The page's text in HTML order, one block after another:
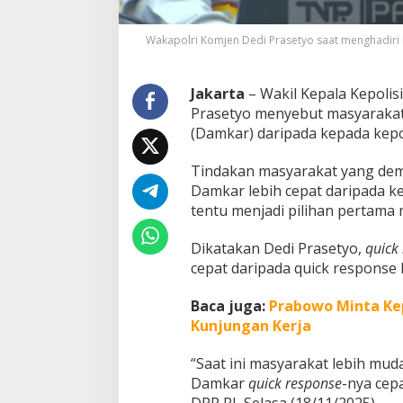
a
r
r
i
p
a
a
P
o
s
P
e
o
a
Wakapolri Komjen Dedi Prasetyo saat menghadiri
Jakarta – Wakil Kepala
Prasetyo menyebut
(Damkar) daripada kepada
Tindakan masyarakat yang
Damkar lebih cepat daripada
tentu menjadi pilihan pertama
Dikatakan Dedi Prasetyo, quick
cepat daripada quick
Baca juga: Prabowo Minta
Kunjungan Kerja
“Saat ini masyarakat lebih
Damkarquick response-nya